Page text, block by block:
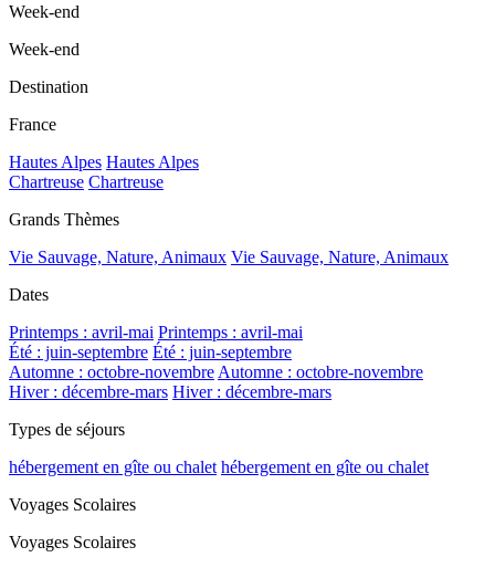
Week-end
Week-end
Destination
France
Hautes Alpes Hautes Alpes
Chartreuse Chartreuse
Grands Thèmes
Vie Sauvage, Nature, Animaux Vie Sauvage, Nature, Animaux
Dates
Printemps : avril-mai Printemps : avril-mai
Été : juin-septembre Été : juin-septembre
Automne : octobre-novembre Automne : octobre-novembre
Hiver : décembre-mars Hiver : décembre-mars
Types de séjours
hébergement en gîte ou chalet hébergement en gîte ou chalet
Voyages Scolaires
Voyages Scolaires